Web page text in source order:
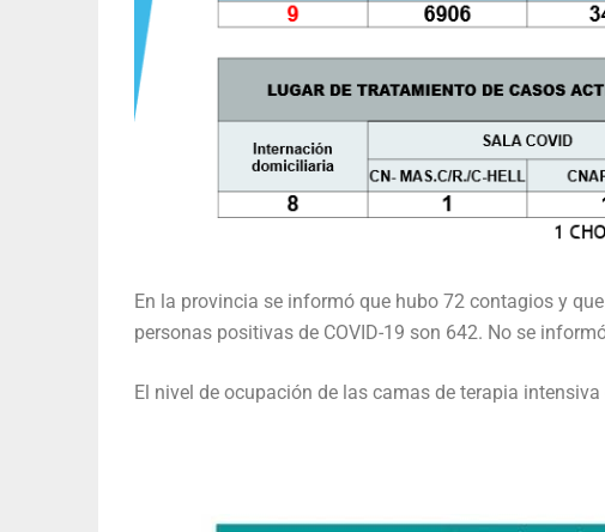
En la provincia se informó que hubo 72 contagios y
personas positivas de COVID-19 son 642. No se
El nivel de ocupación de las camas de terapia intensiva